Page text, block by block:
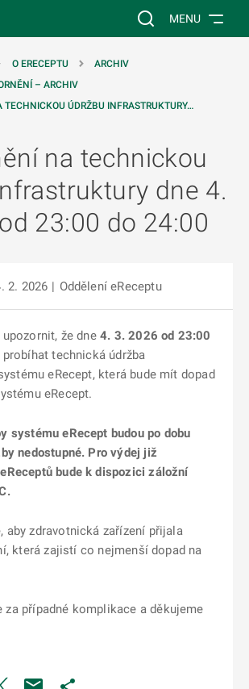
Vyhledávání na
MENU
O ERECEPTU
ARCHIV
– ARCHIV
TECHNICKOU ÚDRŽBU INFRASTRUKTURY…
na technickou
dne 4.
23:00 do 24:00
2. 2026 | Oddělení eReceptu
že dne 4. 3. 2026 od 23:00
probíhat technická údržba
eRecept, která bude mít dopad
eRecept.
systému eRecept budou po dobu
nedostupné. Pro výdej již
bude k dispozici záložní
aby zdravotnická zařízení přijala
která zajistí co nejmenší dopad na
za případné komplikace a děkujeme
otevře na nové kartě
se otevře na nové kartě
Odkaz se otevře na nové kartě